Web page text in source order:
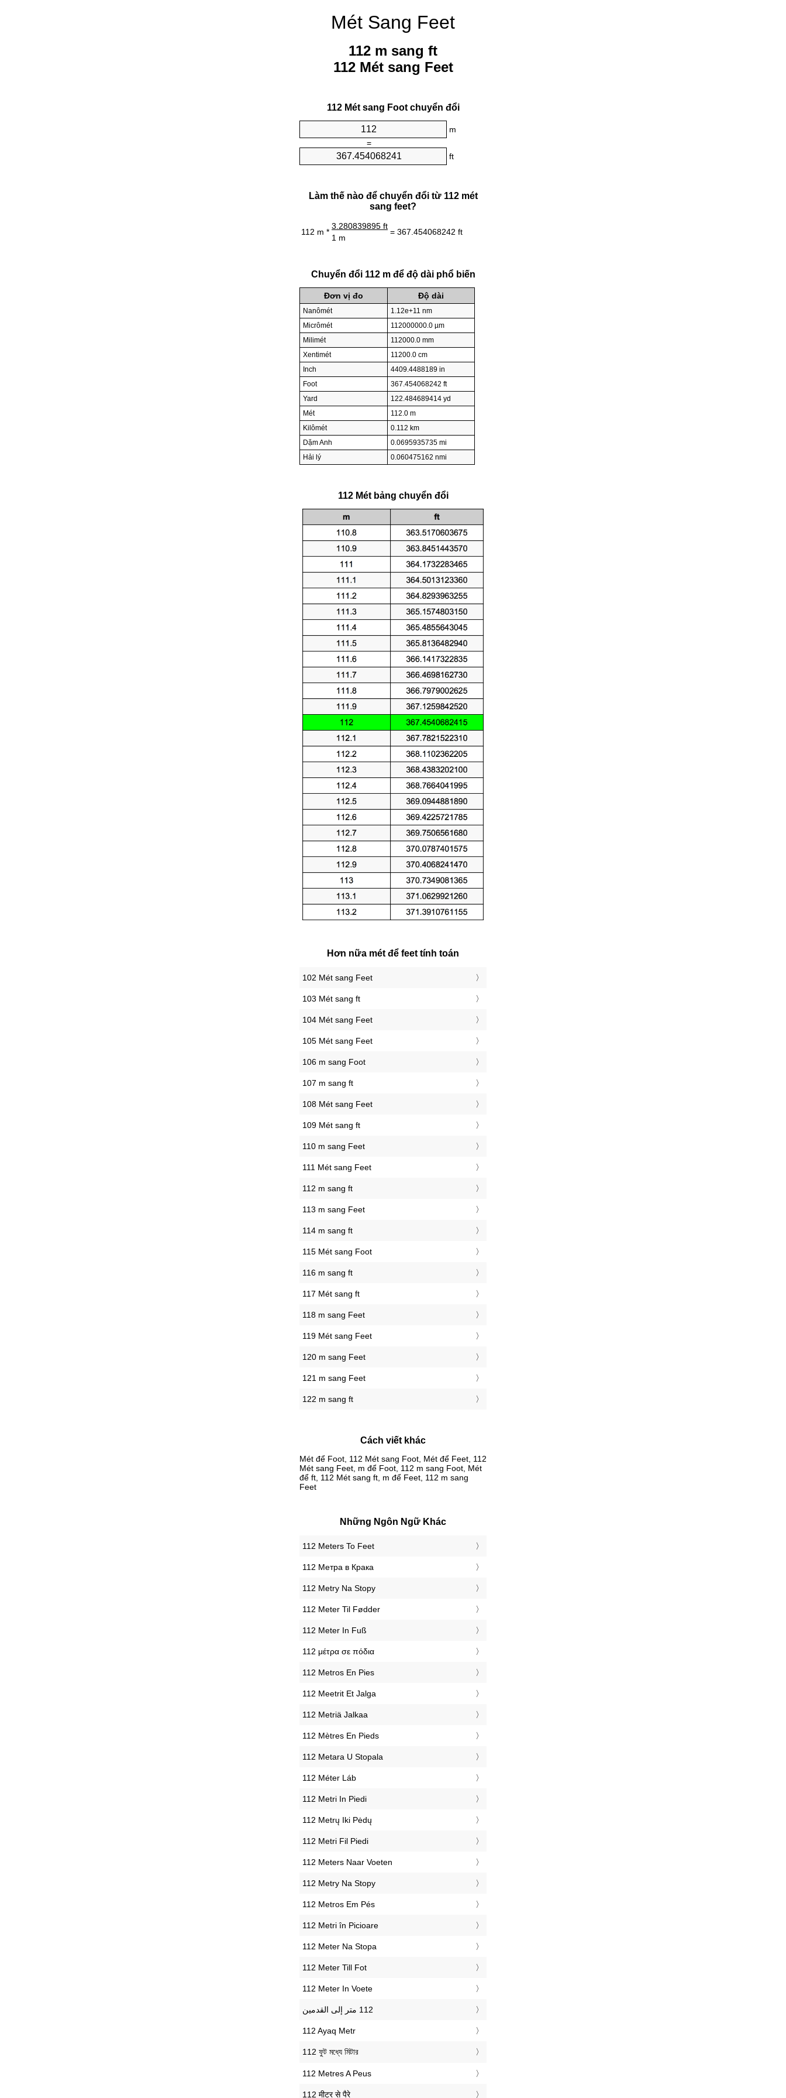
Mét Sang Feet
112 m sang ft
112 Mét sang Feet
112 Mét sang Foot chuyển đổi
m
=
ft
Làm thế nào để chuyển đổi từ 112 mét
sang feet?
112 m *
3.280839895 ft
= 367.454068242 ft
1 m
Chuyển đổi 112 m để độ dài phổ biến
Đơn vị đo Độ dài
Nanômét
1.12e+11 nm
Micrômét
112000000.0 µm
Milimét
112000.0 mm
Xentimét
11200.0 cm
Inch
4409.4488189 in
Foot
367.454068242 ft
Yard
122.484689414 yd
Mét
112.0 m
Kilômét
0.112 km
Dặm Anh
0.0695935735 mi
Hải lý
0.060475162 nmi
112 Mét bảng chuyển đổi
Hơn nữa mét để feet tính toán
102 Mét sang Feet
103 Mét sang ft
104 Mét sang Feet
105 Mét sang Feet
106 m sang Foot
107 m sang ft
108 Mét sang Feet
109 Mét sang ft
110 m sang Feet
111 Mét sang Feet
112 m sang ft
113 m sang Feet
114 m sang ft
115 Mét sang Foot
116 m sang ft
117 Mét sang ft
118 m sang Feet
119 Mét sang Feet
120 m sang Feet
121 m sang Feet
122 m sang ft
Cách viết khác
Mét để Foot, 112 Mét sang Foot, Mét để Feet, 112
Mét sang Feet, m để Foot, 112 m sang Foot, Mét
để ft, 112 Mét sang ft, m để Feet, 112 m sang
Feet
Những Ngôn Ngữ Khác
‎112 Meters To Feet
‎112 Метра в Крака
‎112 Metry Na Stopy
‎112 Meter Til Fødder
‎112 Meter In Fuß
‎112 μέτρα σε πόδια
‎112 Metros En Pies
‎112 Meetrit Et Jalga
‎112 Metriä Jalkaa
‎112 Mètres En Pieds
‎112 Metara U Stopala
‎112 Méter Láb
‎112 Metri In Piedi
‎112 Metrų Iki Pėdų
‎112 Metri Fil Piedi
‎112 Meters Naar Voeten
‎112 Metry Na Stopy
‎112 Metros Em Pés
‎112 Metri în Picioare
‎112 Meter Na Stopa
‎112 Meter Till Fot
‎112 Meter In Voete
‎112 Ayaq Metr
‎112 ফুট মধ্যে মিটার
‎112 Metres A Peus
‎112 मीटर से पैरे